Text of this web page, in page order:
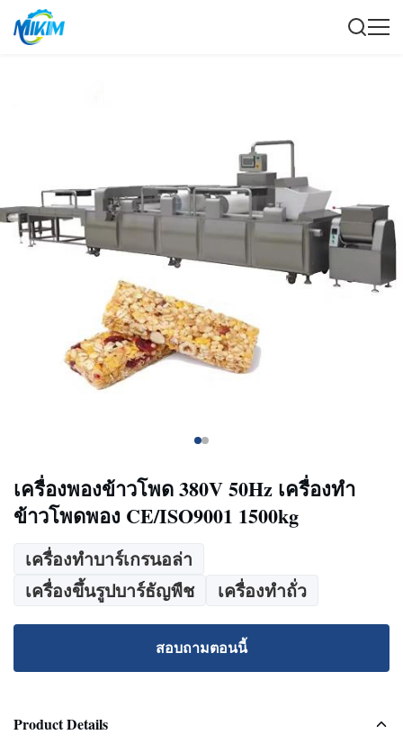
เครื่องพองข้าวโพด 380V 50Hz เครื่องทำ
ข้าวโพดพอง CE/ISO9001 1500kg
เครื่องทําบาร์เกรนอล่า
เครื่องขึ้นรูปบาร์ธัญพืช
เครื่องทําถั่ว
สอบถามตอนนี้
Product Details